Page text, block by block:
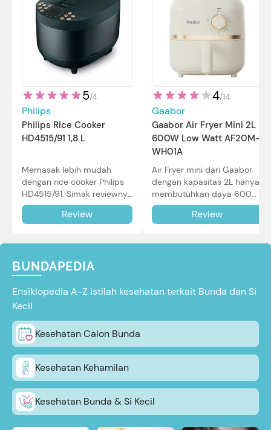
5/4
Philips
Philips Rice Cooker
HD4515/91 1,8 L
Memasak lebih mudah
dengan rice cooker Philips
HD4515/91. Simak reviewnya
di sini.
Review
4/14
Gaabor
Gaabor Air Fryer Mini 2L
600W Low Watt AF20M-
WH01A
Air Fryer mini dari Gaabor
dengan kapasitas 2L hanya
membutuhkan daya 600W
dalam pemakaian. Simak
review selengkapnya di sini.
Review
BUNDAPEDIA
Ensiklopedia A-Z istilah kesehatan terkait Bunda dan Si
Kecil
Kesehatan Calon Bunda
Kesehatan Kehamilan
Kesehatan Bunda & Si Kecil